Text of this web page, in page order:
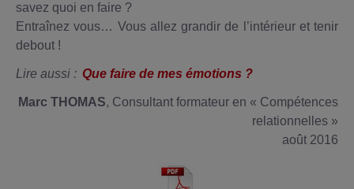
savez quoi en faire ?
Entraînez vous… Vous allez grandir de l’intérieur et tenir
debout !
Lire aussi : Que faire de mes émotions ?
Marc THOMAS, Consultant formateur en « Compétences
relationnelles »
août 2016